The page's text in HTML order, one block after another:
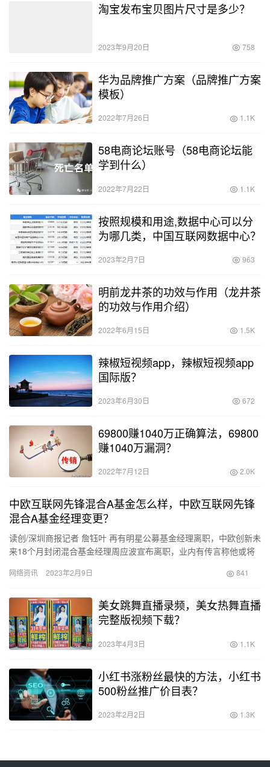
淘宝发布宝贝图片尺寸是多少？
2023年9月20日 758
华为品牌推广方案（品牌推广方案
模板）
2022年7月26日 1.1K
58电商论坛账号（58电商论坛能
学到什么）
2022年7月22日 1.1K
按照规模和用途,数据中心可以分
为哪几类，中国互联网数据中心？
2023年2月7日 963
明前龙井茶的功效与作用（龙井茶
的功效与作用介绍）
2022年6月15日 1.5K
辣椒短视频app，辣椒短视频app
国际版？
2023年6月30日 672
69800赚1040万正确算法，69800
赚1040万漏洞？
2022年7月12日 2.0K
中欧互联网先锋混合A基金怎么样，中欧互联网先锋
混合A基金经理变更？
读创/深圳商报记者 詹钰叶 再有明星公募基金经理离职，中欧创新未
来18个月封闭混合基金经理周应波宣布离职，业内有传言称他或将
网络资讯 2023年2月9日 841
美女跳舞直播录频，美女热舞直播
完整版视频下载？
2023年4月3日 1.1K
小红书涨粉丝最快的方法，小红书
500粉丝推广价目表？
2023年2月2日 1.3K